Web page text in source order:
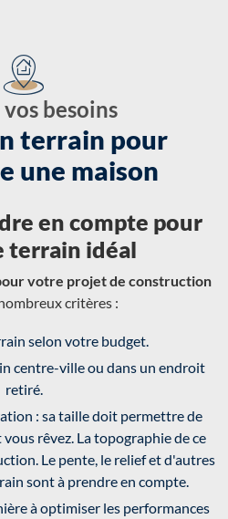
besoins
terrain pour
une maison
en compte pour
terrain idéal
votre projet de construction
critères :
selon votre budget.
centre-ville ou dans un endroit
retiré.
: sa taille doit permettre de
rêvez. La topographie de ce
Le pente, le relief et d'autres
sont à prendre en compte.
à optimiser les performances